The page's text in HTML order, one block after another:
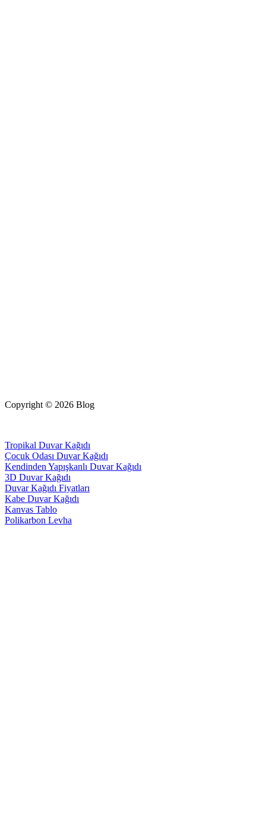
Copyright © 2026 Blog
Tropikal Duvar Kağıdı
Çocuk Odası Duvar Kağıdı
Kendinden Yapışkanlı Duvar Kağıdı
3D Duvar Kağıdı
Duvar Kağıdı Fiyatları
Kabe Duvar Kağıdı
Kanvas Tablo
Polikarbon Levha